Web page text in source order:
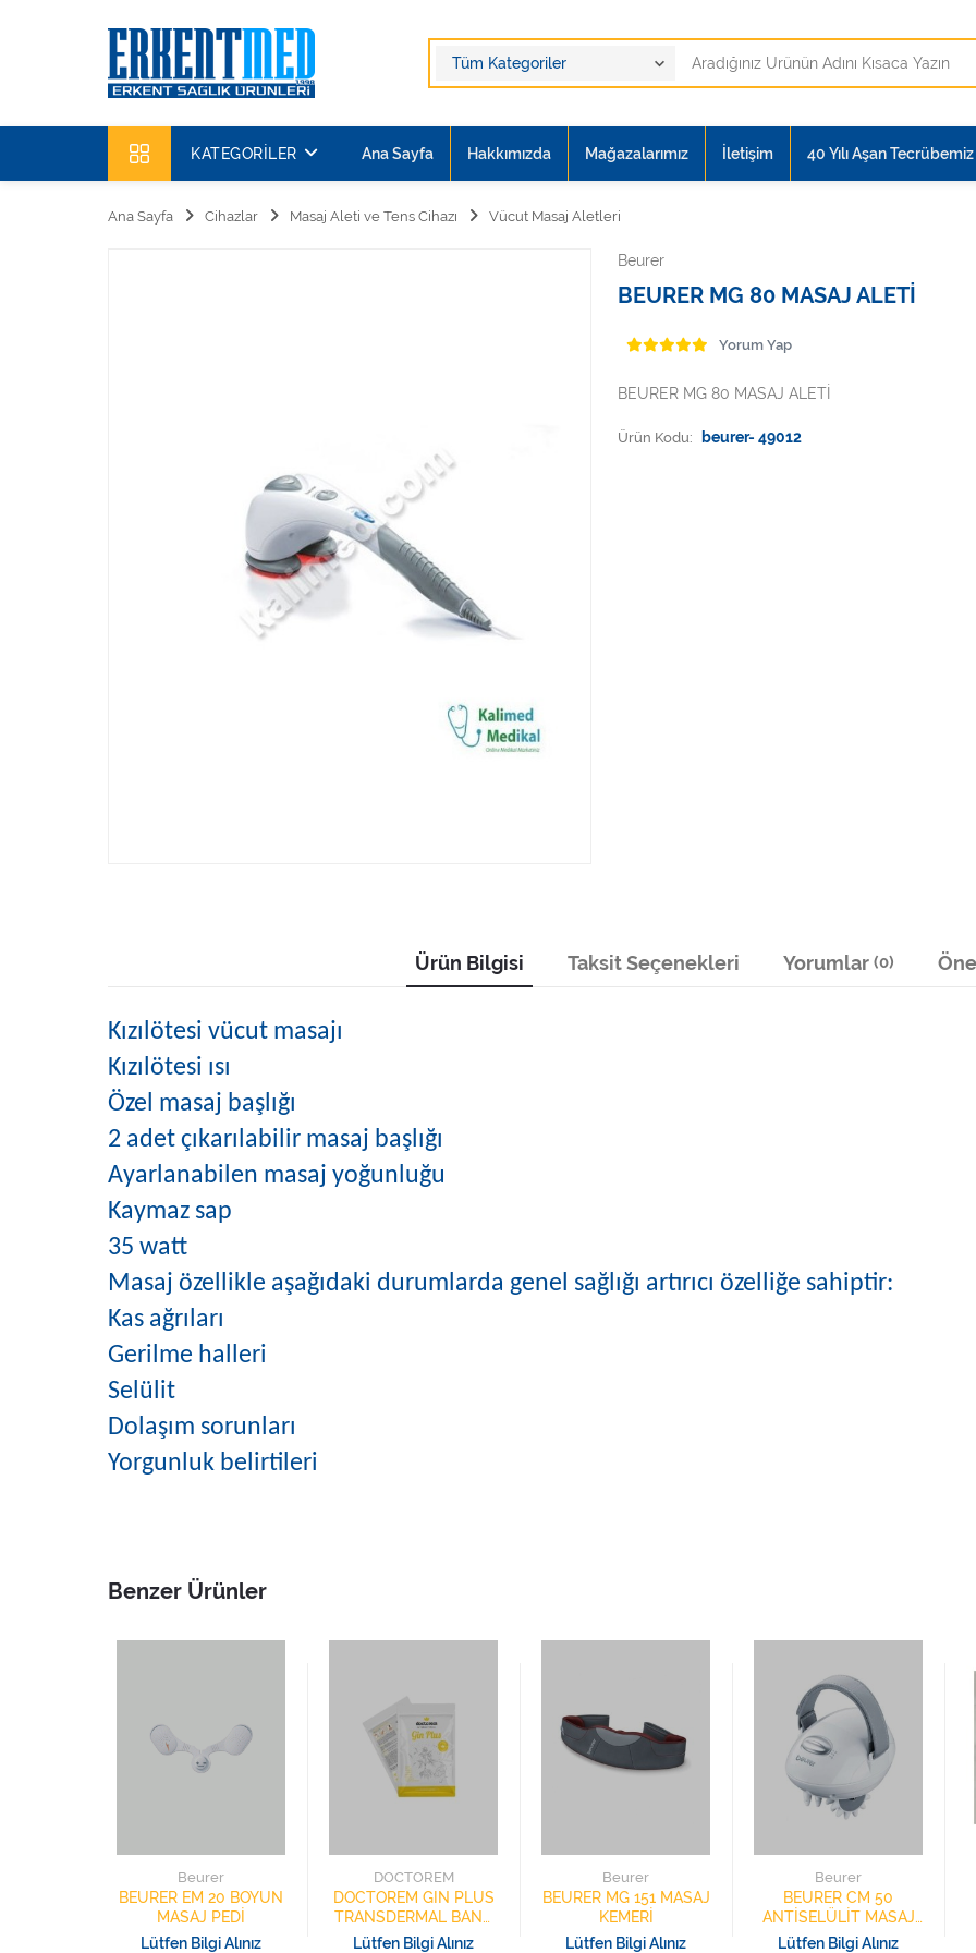
KATEGORILER Ana Sayfa Hakkımızda Mağazalarımız İletişim 40 Yılı Aşan
Ana Sayfa Cihazlar Masaj Aleti ve Tens Cihazı Vücut Masaj Aletleri
Beurer
BEURER MG 80 MASAJ ALETİ
Yorum Yap
BEURER MG 80 MASAJ ALETİ
Ürün Kodu: beurer- 49012
Ürün Bilgisi Taksit Seçenekleri Yorumlar (0)
Kızılötesi vücut masajı
Kızılötesi ısı
Özel masaj başlığı
2 adet çıkarılabilir masaj başlığı
Ayarlanabilen masaj yoğunluğu
Kaymaz sap
35 watt
Masaj özellikle aşağıdaki durumlarda genel sağlığı artırıcı özelliğe sahiptir:
Kas ağrıları
Gerilme halleri
Selülit
Dolaşım sorunları
Yorgunluk belirtileri
Benzer Ürünler
Beurer
BEURER EM 20 BOYUN
MASAJ PEDİ
Lütfen Bilgi Alınız
DOCTOREM
DOCTOREM GIN PLUS
TRANSDERMAL BANT
GIB-01 EKLEM
Lütfen Bilgi Alınız
Beurer
BEURER MG 151 MASAJ
KEMERİ
Lütfen Bilgi Alınız
Beurer
BEURER CM 50
ANTİSELÜLİT MASAJ
ALETİ
Lütfen Bilgi Alınız